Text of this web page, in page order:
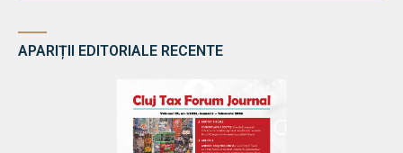
APARIȚII EDITORIALE RECENTE